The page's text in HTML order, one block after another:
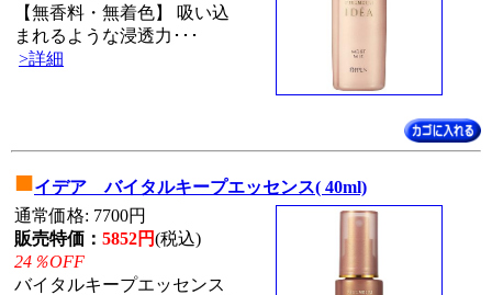
【無香料・無着色】 吸い込
まれるような浸透力･･･
>詳細
■イデア バイタルキープエッセンス( 40ml)
通常価格: 7700円
販売特価： 5852円(税込)
24％OFF
バイタルキープエッセンス